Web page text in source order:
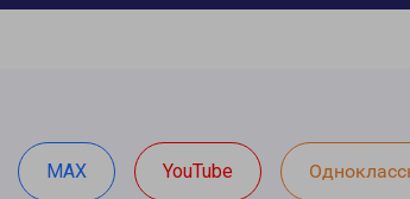
MAX YouTube